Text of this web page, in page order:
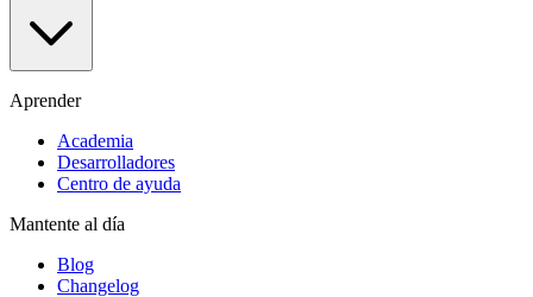
Aprender
Academia
Desarrolladores
Centro de ayuda
Mantente al día
Blog
Changelog